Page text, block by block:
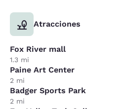
Atracciones
Fox River mall
1.3 mi
Paine Art Center
2 mi
Badger Sports Park
2 mi